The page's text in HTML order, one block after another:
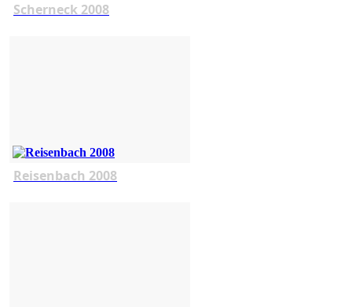
Scherneck 2008
Reisenbach 2008